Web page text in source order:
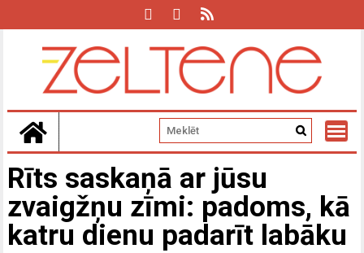
Rīts saskaņā ar jūsu
zvaigžņu zīmi: padoms, kā
katru dienu padarīt labāku